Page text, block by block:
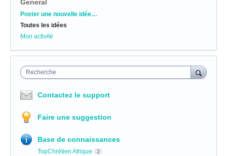
General
Catégories
Poster une nouvelle idée…
Toutes les idées
Mon activité
Recherche
Contactez le support
Faire une suggestion
Base de connaissances
TopChrétien Afrique 2